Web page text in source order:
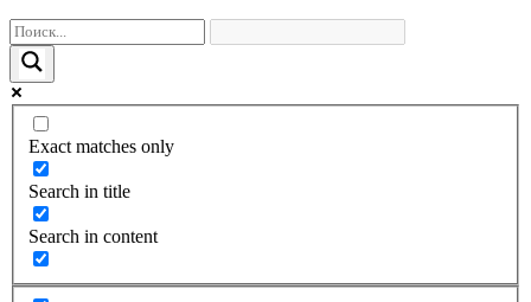
Exact matches only
Search in title
Search in content